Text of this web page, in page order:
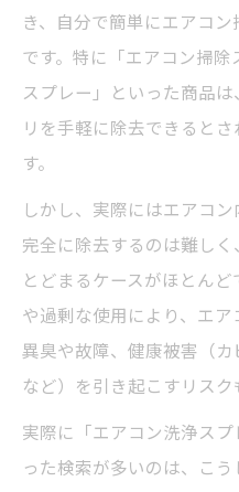
き、自分で簡単にエアコ
です。特に「エアコン掃
スプレー」といった商品
リを手軽に除去できると
す。
しかし、実際にはエアコ
完全に除去するのは難し
とどまるケースがほとん
や過剰な使用により、エア
異臭や故障、健康被害（
など）を引き起こすリスク
実際に「エアコン洗浄ス
った検索が多いのは、こ